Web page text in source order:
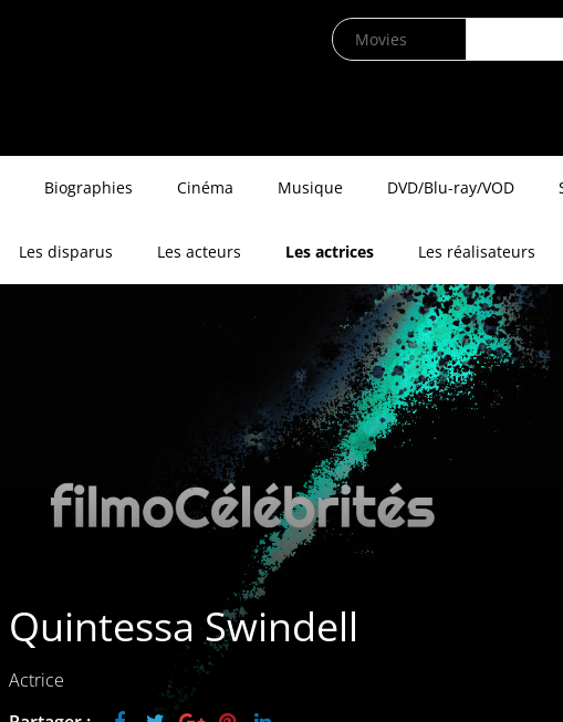
Biographies Cinéma Musique DVD/Blu-ray/VOD
Les disparus Les acteurs Les actrices Les réalisateurs
Quintessa Swindell
Actrice